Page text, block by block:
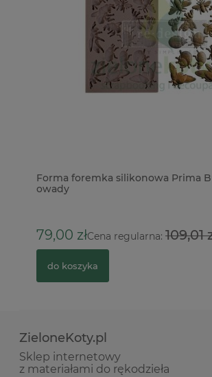
Forma foremka silikonowa Prima
owady
79,00 zł Cena regularna:109,01 zł
do koszyka
ZieloneKoty.pl
Sklep internetowy
z materiałami do rękodzieła